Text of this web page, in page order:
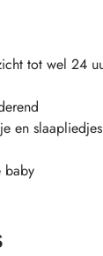
tot wel 24
en
baby